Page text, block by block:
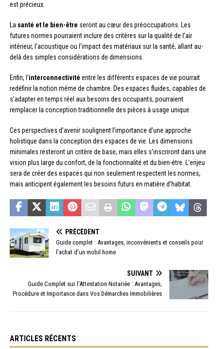
est précieux.
La santé et le bien-être seront au cœur des préoccupations. Les
futures normes pourraient inclure des critères sur la qualité de l’air
intérieur, l’acoustique ou l’impact des matériaux sur la santé, allant au-
delà des simples considérations de dimensions.
Enfin, l’interconnectivité entre les différents espaces de vie pourrait
redéfinir la notion même de chambre. Des espaces fluides, capables de
s’adapter en temps réel aux besoins des occupants, pourraient
remplacer la conception traditionnelle des pièces à usage unique.
Ces perspectives d’avenir soulignent l’importance d’une approche
holistique dans la conception des espaces de vie. Les dimensions
minimales resteront un critère de base, mais elles s’inscriront dans une
vision plus large du confort, de la fonctionnalité et du bien-être. L’enjeu
sera de créer des espaces qui non seulement respectent les normes,
mais anticipent également les besoins futurs en matière d’habitat.
PRÉCÉDENT
Guide complet : Avantages, inconvénients et conseils pour
l’achat d’un mobil home
SUIVANT
Guide Complet sur l’Attestation Notariée : Avantages,
Procédure et Importance dans Vos Démarches Immobilières
ARTICLES RÉCENTS